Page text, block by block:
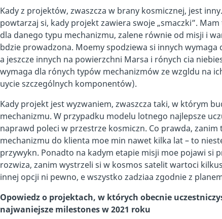
Kady z projektów, zwaszcza w brany kosmicznej, jest
powtarzaj si, kady projekt zawiera swoje „smaczki”.
dla danego typu mechanizmu, zalene równie od misji i
bdzie prowadzona. Moemy spodziewa si innych wymaga
a jeszcze innych na powierzchni Marsa i rónych cia
wymaga dla rónych typów mechanizmów ze wzgldu na
uycie szczególnych komponentów).
Kady projekt jest wyzwaniem, zwaszcza taki, w którym
mechanizmu. W przypadku modelu lotnego najlepsze
naprawd poleci w przestrze kosmiczn. Co prawda,
mechanizmu do klienta moe min nawet kilka lat – to
przywykn. Ponadto na kadym etapie misji moe pojawi si
rozwiza, zanim wystrzeli si w kosmos satelit wartoci
innej opcji ni pewno, e wszystko zadziaa zgodnie z
Opowiedz o projektach, w których obecnie
najwaniejsze milestones w 2021 roku